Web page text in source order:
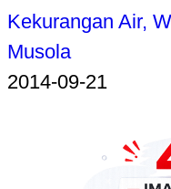
Kekurangan Air,
Musola
2014-09-21